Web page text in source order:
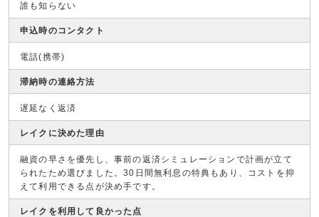
誰も知らない
申込時のコンタクト
電話(携帯)
滞納時の連絡方法
遅延なく返済
レイクに決めた理由
融資の早さを優先し、事前の返済シミュレーションで計画が立て
られたため選びました。30日間無利息の特典もあり、コストを抑
えて利用できる点が決め手です。
レイクを利用して良かった点